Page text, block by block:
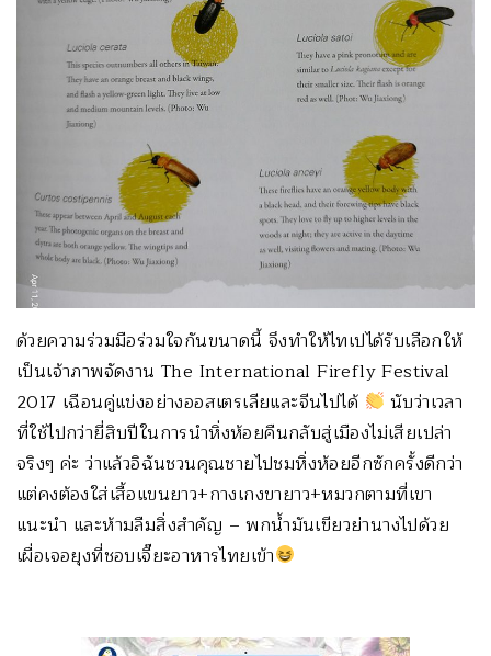
ด้วยความร่วมมือร่วมใจกันขนาดนี้ จึงทำให้ไทเปได้รับเลือกให้
เป็นเจ้าภาพจัดงาน The International Firefly Festival
2017 เฉือนคู่แข่งอย่างออสเตรเลียและจีนไปได้
นับว่าเวลา
ที่ใช้ไปกว่ายี่สิบปีในการนำหิ่งห้อยคืนกลับสู่เมืองไม่เสียเปล่า
จริงๆ ค่ะ ว่าแล้วอิฉันชวนคุณชายไปชมหิ่งห้อยอีกซักครั้งดีกว่า
แต่คงต้องใส่เสื้อแขนยาว+กางเกงขายาว+หมวกตามที่เขา
แนะนำ และห้ามลืมสิ่งสำคัญ – พกน้ำมันเขียวย่านางไปด้วย
เผื่อเจอยุงที่ชอบเจี๊ยะอาหารไทยเข้า